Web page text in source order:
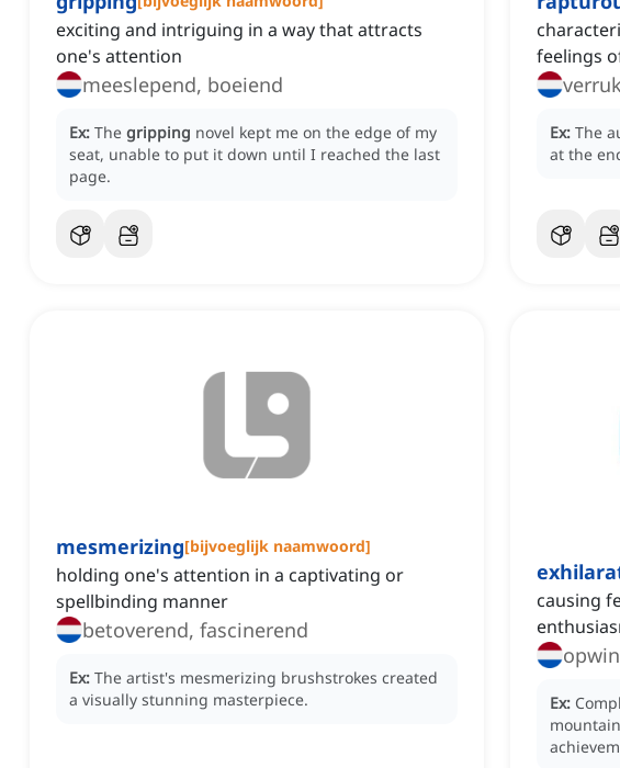
exciting and intriguing in a way that attracts
one's attention
meeslepend, boeiend
Ex: The gripping novel kept me on the edge of my
seat, unable to put it down until I reached the last
page.
feelings
Ex: The
at the
mesmerizing[bijvoeglijk naamwoord]
holding one's attention in a captivating or
spellbinding manner
betoverend, fascinerend
Ex: The artist's mesmerizing brushstrokes created
a visually stunning masterpiece.
causing
Ex: